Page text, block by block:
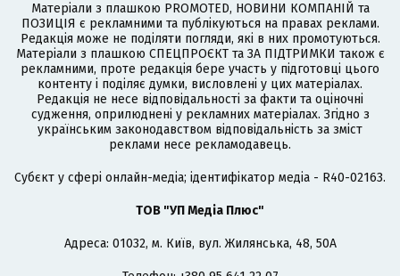
Матеріали з плашкою PROMOTED, НОВИНИ КОМПАНІЙ та
ПОЗИЦІЯ є рекламними та публікуються на правах реклами.
Редакція може не поділяти погляди, які в них промотуються.
Матеріали з плашкою СПЕЦПРОЄКТ та ЗА ПІДТРИМКИ також є
рекламними, проте редакція бере участь у підготовці цього
контенту і поділяє думки, висловлені у цих матеріалах.
Редакція не несе відповідальності за факти та оціночні
судження, оприлюднені у рекламних матеріалах. Згідно з
українським законодавством відповідальність за зміст
реклами несе рекламодавець.
Cубєкт у сфері онлайн-медіа; ідентифікатор медіа - R40-02163.
ТОВ "УП Медіа Плюс"
Адреса: 01032, м. Київ, вул. Жилянська, 48, 50А